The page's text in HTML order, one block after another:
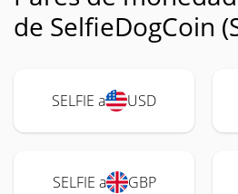
de SelfieDogCoin
SELFIE a USD
SELFIE a GBP